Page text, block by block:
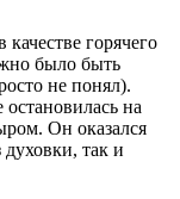
горячего
было быть
не понял).
на
Он оказался
так и